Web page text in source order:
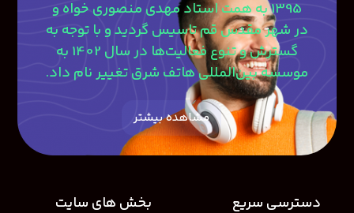
1395 به همت استاد مهدی منصوری‎ خواه و
در شهر مقدس قم تاسیس گردید و با توجه به
گسترش و تنوع فعالیت‌ها در سال 1402 به
موسسه بین‌المللی هاتف شرق تغییر نام داد.
مشاهده بیشتر
دسترسی سریع بخش های سایت